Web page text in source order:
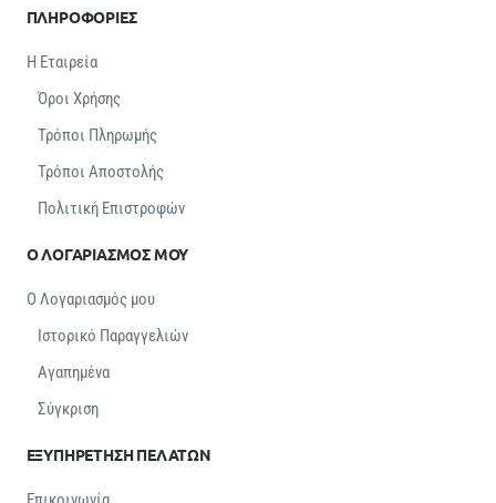
ΠΛΗΡΟΦΟΡΙΕΣ
Η Εταιρεία
Όροι Χρήσης
Τρόποι Πληρωμής
Τρόποι Αποστολής
Πολιτική Επιστροφών
Ο ΛΟΓΑΡΙΑΣΜΟΣ ΜΟΥ
Ο Λογαριασμός μου
Ιστορικό Παραγγελιών
Αγαπημένα
Σύγκριση
ΕΞΥΠΗΡΕΤΗΣΗ ΠΕΛΑΤΩΝ